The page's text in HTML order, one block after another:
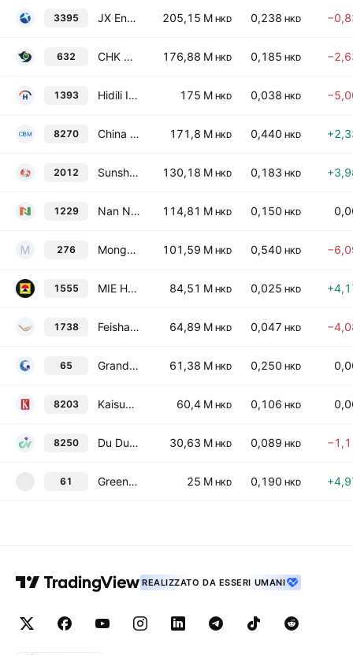
3395 JX Energy Ltd. 205,15 M HKD 0,238 HKD
632 CHK Oil Limited 176,88 M HKD 0,185 HKD
1393 Hidili Industry International Development Limited 175 M HKD 0,038 HKD
8270 China CBM Group Co. Ltd. 171,8 M HKD 0,440 HKD
2012 Sunshine Oilsands Ltd. 130,18 M HKD 0,183 HKD
1229 Nan Nan Resources Enterprise Limited 114,81 M HKD 0,150 HKD
276 Mongolia Energy Corporation Limited 101,59 M HKD 0,540 HKD
1555 MIE Holdings Corp. 84,51 M HKD 0,025 HKD
1738 Feishang Anthracite Resources Ltd. 64,89 M HKD 0,047 HKD
65 Grand Ocean Advanced Resources Co., Ltd. 61,38 M HKD 0,250 HKD
8203 Kaisun Holdings Limited 60,4 M HKD 0,106 HKD
8250 Du Du Holdings Limited 30,63 M HKD 0,089 HKD
61 Green Leader Holdings Group Limited 25 M HKD 0,190 HKD
REALIZZATO DA ESSERI UMANI